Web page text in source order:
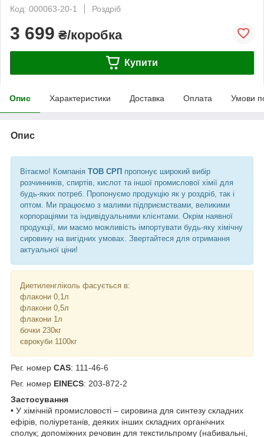
Код: 000063-20-1
Роздріб
3 699 ₴/коробка
Купити
Опис Характеристики Доставка Оплата Умови
Опис
Вітаємо! Компанія ТОВ СРП пропонує широкий вибір
розчинників, спиртів, кислот та іншої промислової хімії для
будь-яких потреб. Пропонуємо продукцію як у роздріб, так і
оптом. Ми працюємо з малими підприємствами, великими
корпораціями та індивідуальними клієнтами. Окрім наявної
продукції, ми маємо можливість імпортувати будь-яку хімічну
сировину на вигідних умовах. Звертайтеся для отримання
актуальної ціни!
Диетиленгліколь фасується в:
флакони 0,1л
флакони 0,5л
флакони 1л
бочки 230кг
єврокуби 1100кг
Рег. номер CAS: 111-46-6
Рег. номер EINECS: 203-872-2
Застосування
• У хімічній промисловості – сировина для синтезу складних
ефірів, поліуретанів, деяких інших складних органічних
сполук; допоміжних речовин для текстильпрому (набивальні,